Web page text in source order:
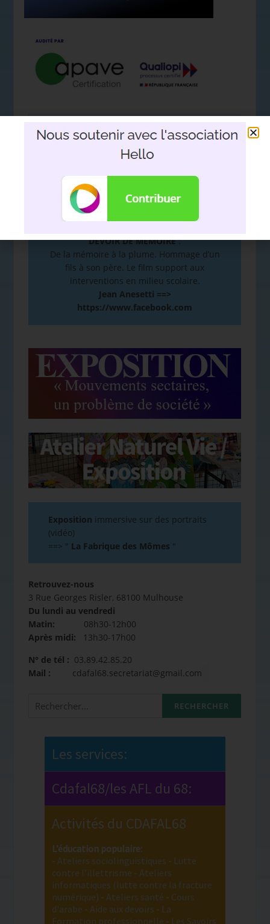
Nous soutenir avec l'association
Hello
DEVOIR DE MÉMOIRE:
De la mémoire à la plume. Hommage d’un
fils à son père. Le film support aux
interventions en milieu scolaire.
Jean Anesetti ==>
https://www.facebook.com
Exposition immersive sur des portraits
(vidéo)
==> " La Fabrique des Mômes "
Retrouvez-nous
3 Rue Georges Risler, 68100 Mulhouse
Du lundi au vendredi
Matin: 08h30-12h00
Après midi: 13h30-17h00
N° de tél : 03.89.42.85.20
Mail : cdafal68.secretariat@gmail.com